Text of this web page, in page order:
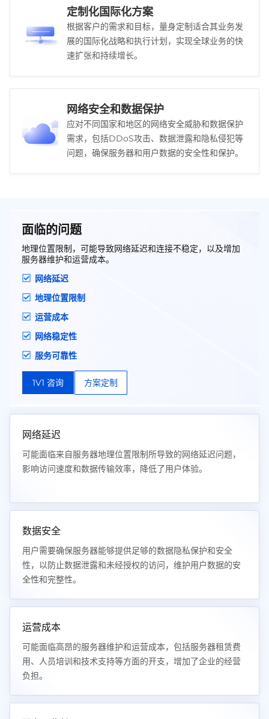
定制化国际化方案
根据客户的需求和目标，量身定制适合其业务发
展的国际化战略和执行计划，实现全球业务的快
速扩张和持续增长。
网络安全和数据保护
应对不同国家和地区的网络安全威胁和数据保护
需求，包括DDoS攻击、数据泄露和隐私侵犯等
问题，确保服务器和用户数据的安全性和保护。
面临的问题
地理位置限制，可能导致网络延迟和连接不稳定，以及增加
服务器维护和运营成本。
网络延迟
地理位置限制
运营成本
网络稳定性
服务可靠性
1V1 咨询 方案定制
网络延迟
可能面临来自服务器地理位置限制所导致的网络延迟问题，
影响访问速度和数据传输效率，降低了用户体验。
数据安全
用户需要确保服务器能够提供足够的数据隐私保护和安全
性，以防止数据泄露和未经授权的访问，维护用户数据的安
全性和完整性。
运营成本
可能面临高昂的服务器维护和运营成本，包括服务器租赁费
用、人员培训和技术支持等方面的开支，增加了企业的经营
负担。